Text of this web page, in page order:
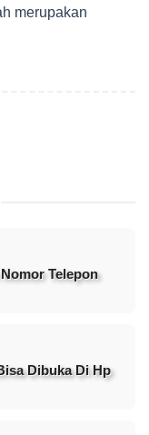
merupakan
Telepon
Dibuka Di Hp